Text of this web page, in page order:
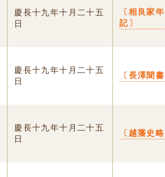
慶長十九年十月二十五
日
〔相良家
記〕
慶長十九年十月二十五
日
〔長澤聞
慶長十九年十月二十五
日
〔越藩史